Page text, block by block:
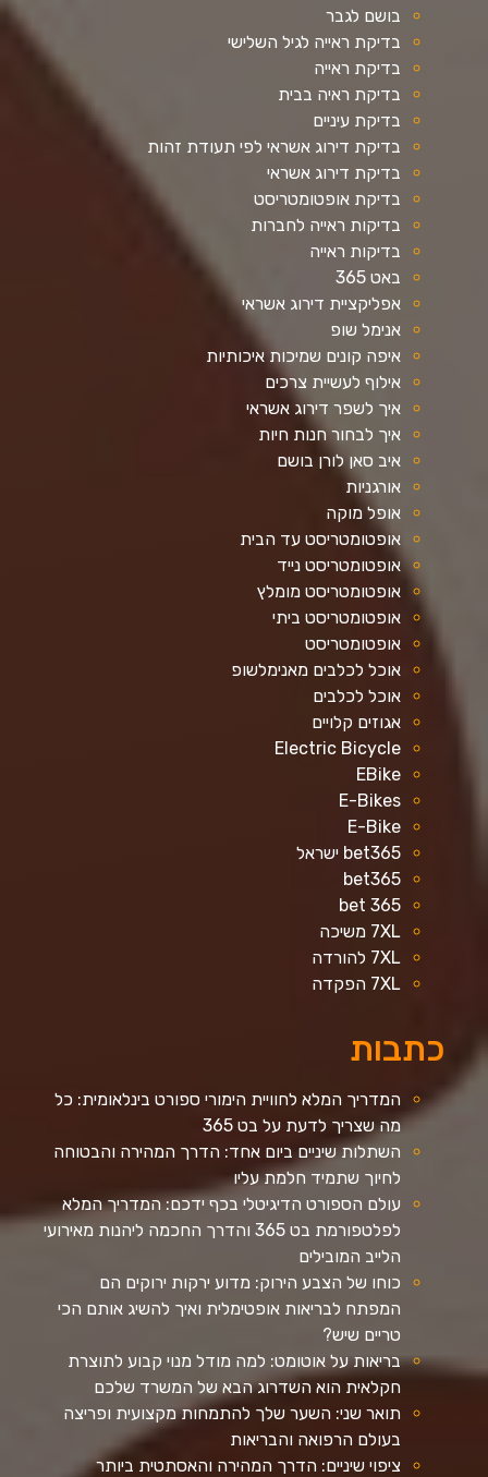
בושם לגבר
בדיקת ראייה לגיל השלישי
בדיקת ראייה
בדיקת ראיה בבית
בדיקת עיניים
בדיקת דירוג אשראי לפי תעודת זהות
בדיקת דירוג אשראי
בדיקת אופטומטריסט
בדיקות ראייה לחברות
בדיקות ראייה
באט 365
אפליקציית דירוג אשראי
אנימל שופ
איפה קונים שמיכות איכותיות
אילוף לעשיית צרכים
איך לשפר דירוג אשראי
איך לבחור חנות חיות
איב סאן לורן בושם
אורגניות
אופל מוקה
אופטומטריסט עד הבית
אופטומטריסט נייד
אופטומטריסט מומלץ
אופטומטריסט ביתי
אופטומטריסט
אוכל לכלבים מאנימלשופ
אוכל לכלבים
אגוזים קלויים
Electric Bicycle
EBike
E-Bikes
E-Bike
bet365 ישראל
bet365
bet 365
7XL משיכה
7XL להורדה
7XL הפקדה
כתבות
המדריך המלא לחוויית הימורי ספורט בינלאומית: כל
מה שצריך לדעת על בט 365
השתלות שיניים ביום אחד: הדרך המהירה והבטוחה
לחיוך שתמיד חלמת עליו
עולם הספורט הדיגיטלי בכף ידכם: המדריך המלא
לפלטפורמת בט 365 והדרך החכמה ליהנות מאירועי
הלייב המובילים
כוחו של הצבע הירוק: מדוע ירקות ירוקים הם
המפתח לבריאות אופטימלית ואיך להשיג אותם הכי
טריים שיש?
בריאות על אוטומט: למה מודל מנוי קבוע לתוצרת
חקלאית הוא השדרוג הבא של המשרד שלכם
תואר שני: השער שלך להתמחות מקצועית ופריצה
בעולם הרפואה והבריאות
ציפוי שיניים: הדרך המהירה והאסתטית ביותר